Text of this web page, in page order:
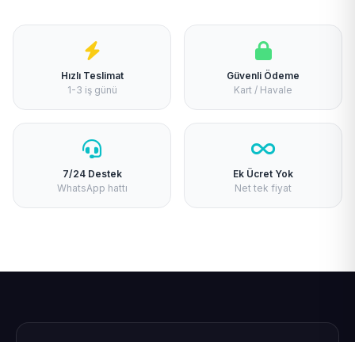
Hızlı Teslimat
1-3 iş günü
Güvenli Ödeme
Kart / Havale
7/24 Destek
WhatsApp hattı
Ek Ücret Yok
Net tek fiyat